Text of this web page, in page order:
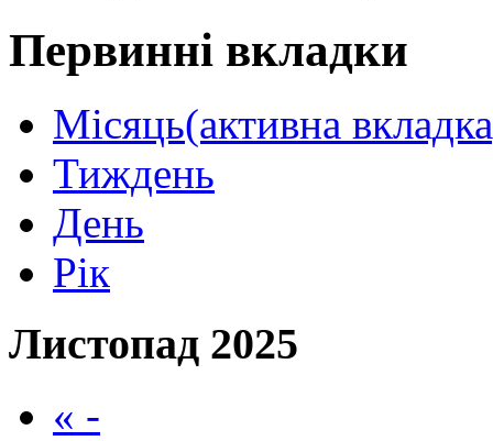
Первинні вкладки
Місяць(активна
Тиждень
День
Рік
Листопад 2025
« -